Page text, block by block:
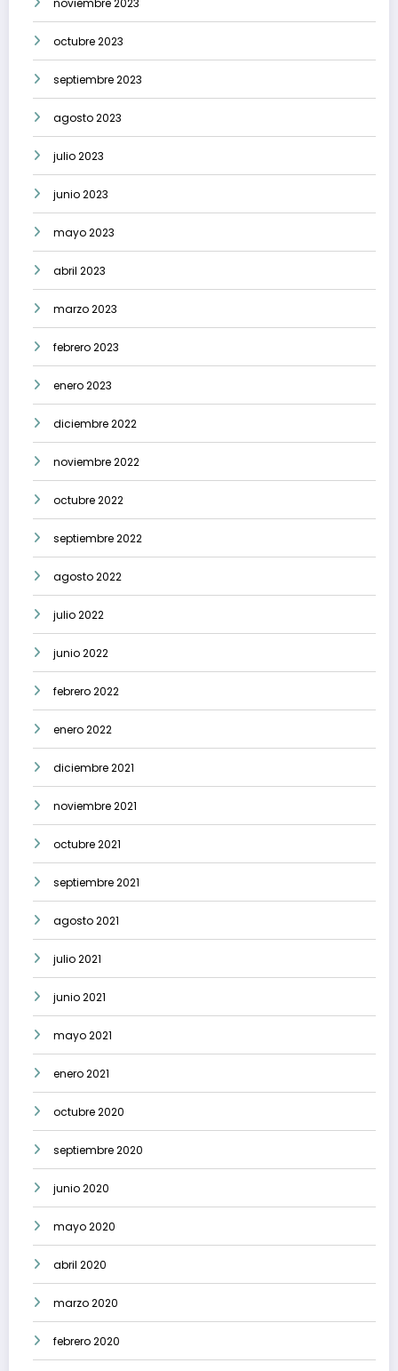
noviembre 2023
octubre 2023
septiembre 2023
agosto 2023
julio 2023
junio 2023
mayo 2023
abril 2023
marzo 2023
febrero 2023
enero 2023
diciembre 2022
noviembre 2022
octubre 2022
septiembre 2022
agosto 2022
julio 2022
junio 2022
febrero 2022
enero 2022
diciembre 2021
noviembre 2021
octubre 2021
septiembre 2021
agosto 2021
julio 2021
junio 2021
mayo 2021
enero 2021
octubre 2020
septiembre 2020
junio 2020
mayo 2020
abril 2020
marzo 2020
febrero 2020